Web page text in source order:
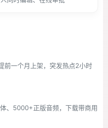
前一个月上架，突发热点2小时
、5000+正版音频，下载带商用